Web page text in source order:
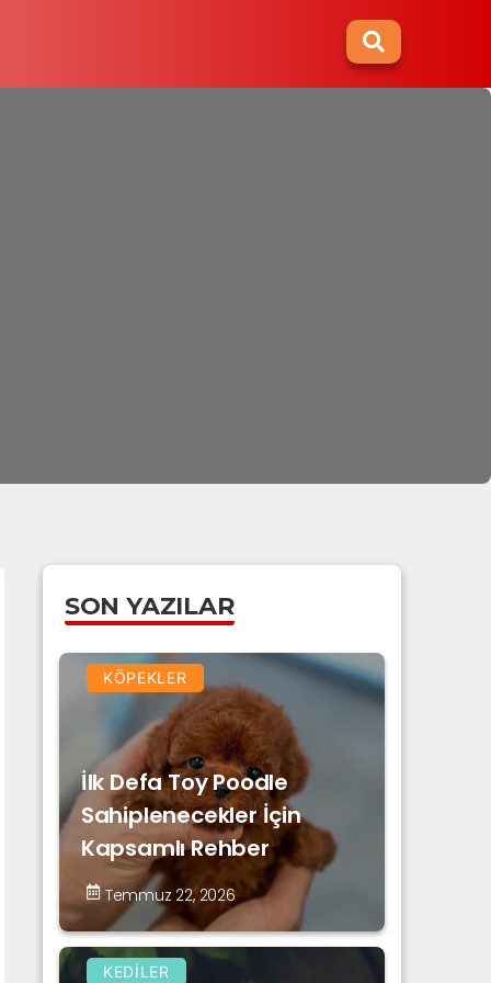
SON YAZILAR
KÖPEKLER
İlk Defa Toy Poodle
Sahiplenecekler İçin
Kapsamlı Rehber
Temmuz 22, 2026
KEDILER